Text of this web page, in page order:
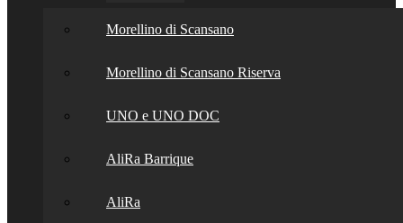
Morellino di Scansano
Morellino di Scansano Riserva
UNO e UNO DOC
AliRa Barrique
AliRa